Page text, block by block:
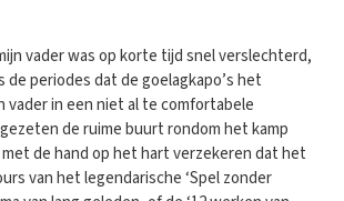
vader was op korte tijd snel verslechterd,
de periodes dat de goelagkapo’s het
vader in een niet al te comfortabele
de ruime buurt rondom het kamp
de hand op het hart verzekeren dat het
van het legendarische ‘Spel zonder